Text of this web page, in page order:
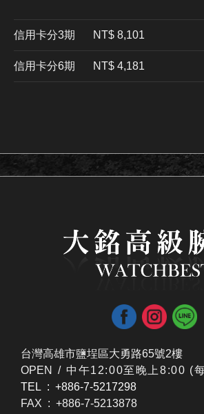
信用卡分3期 ​NT$ 8,101
信用卡分6期 NT$ 4,181
台灣高雄市鹽埕區大勇路65號2樓
OPEN / 中午12:00至晚上8:00 (
TEL : +886-7-5217298
FAX : +886-7-5213878